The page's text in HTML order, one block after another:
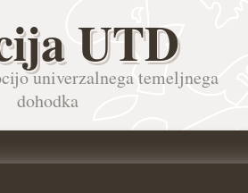
UTD
univerzalnega temeljnega
dohodka